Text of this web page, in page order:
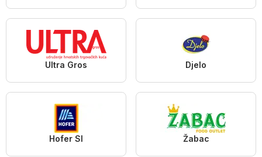
Ultra Gros Djelo
Hofer SI Žabac